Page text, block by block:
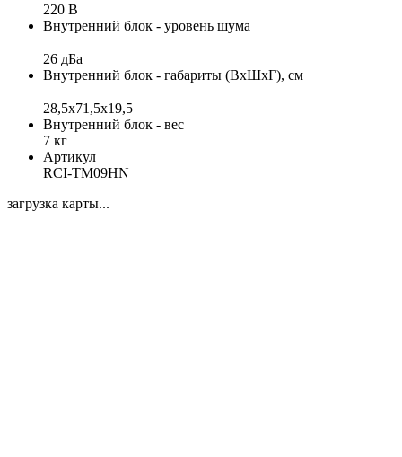
220 В
Внутренний блок - уровень шума
26 дБа
Внутренний блок - габариты (ВхШхГ), см
28,5х71,5x19,5
Внутренний блок - вес
7 кг
Артикул
RCI-TM09HN
загрузка карты...